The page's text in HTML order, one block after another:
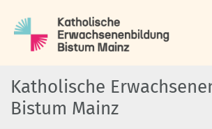
Katholische
Bistum Mainz